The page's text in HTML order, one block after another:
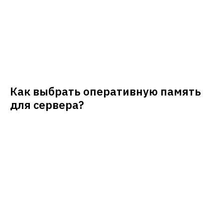
Как выбрать оперативную память
для сервера?